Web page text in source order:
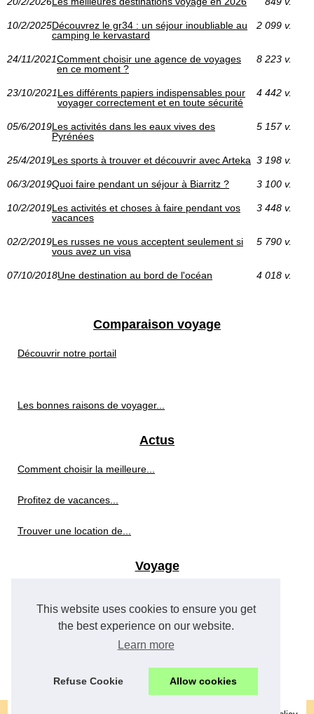
This website uses cookies to ensure you get
the best experience on our website.
Learn more
Refuse Cookie Allow cookies
10/2/2025Découvrez le gr34 : un séjour inoubliable au
camping le kervastard
2 099 v.
24/11/2021Comment choisir une agence de voyages
en ce moment ?
8 223 v.
23/10/2021Les différents papiers indispensables pour
voyager correctement et en toute sécurité
4 442 v.
05/6/2019Les activités dans les eaux vives des
Pyrénées
5 157 v.
25/4/2019Les sports à trouver et découvrir avec Arteka 3 198 v.
06/3/2019Quoi faire pendant un séjour à Biarritz ? 3 100 v.
10/2/2019Les activités et choses à faire pendant vos
vacances
3 448 v.
02/2/2019Les russes ne vous acceptent seulement si
vous avez un visa
5 790 v.
07/10/2018Une destination au bord de l'océan 4 018 v.
Comparaison voyage
Découvrir notre portail
Les bonnes raisons de voyager...
Actus
Comment choisir la meilleure...
Profitez de vacances...
Trouver une location de...
Voyage
Découvrez le gr34 : un...